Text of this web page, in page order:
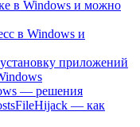
в Windows и можно
в Windows и
приложений
— решения
— как